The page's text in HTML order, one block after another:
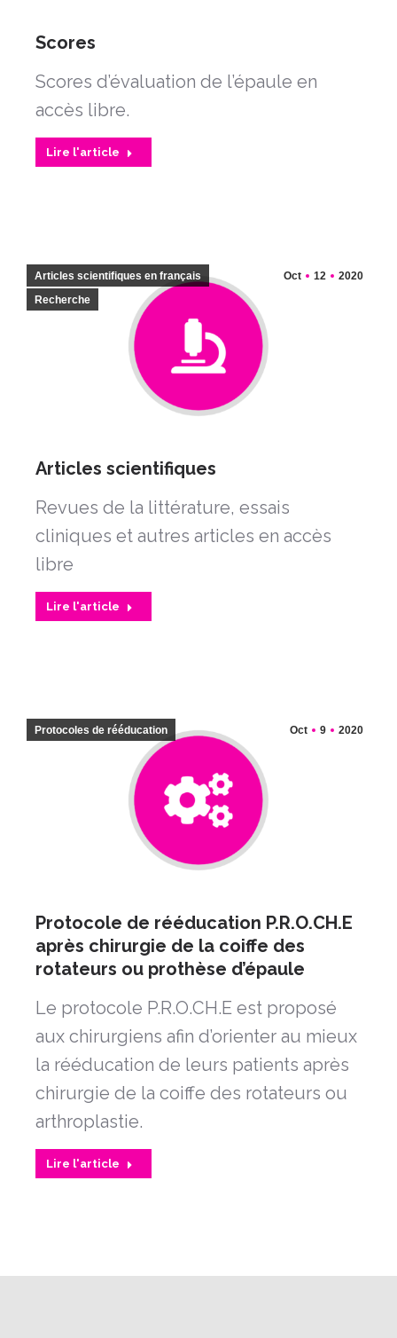
Scores
Scores d’évaluation de l’épaule en
accès libre.
Lire l'article
Oct 12 2020
Articles scientifiques en français
Recherche
Articles scientifiques
Revues de la littérature, essais
cliniques et autres articles en accès
libre
Lire l'article
Oct 9 2020
Protocoles de rééducation
Protocole de rééducation P.R.O.CH.E
après chirurgie de la coiffe des
rotateurs ou prothèse d’épaule
Le protocole P.R.O.CH.E est proposé
aux chirurgiens afin d’orienter au mieux
la rééducation de leurs patients après
chirurgie de la coiffe des rotateurs ou
arthroplastie.
Lire l'article